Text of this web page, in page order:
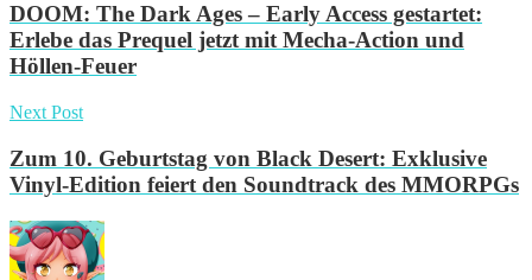
DOOM: The Dark Ages – Early Access gestartet:
Erlebe das Prequel jetzt mit Mecha-Action und
Höllen-Feuer
Next Post
Zum 10. Geburtstag von Black Desert: Exklusive
Vinyl-Edition feiert den Soundtrack des MMORPGs